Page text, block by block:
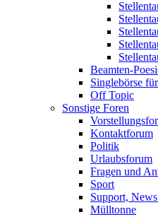
Beamten-
Singlebörse
Off Topic
Sonstige Foren
Kontaktforum
Politik
Urlaubsforum
Fragen und
Sport
Support,
Mülltonne